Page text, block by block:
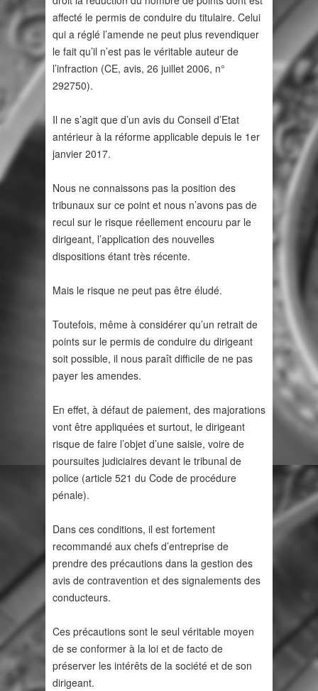
affecté le permis de conduire du titulaire. Celui
qui a réglé l’amende ne peut plus revendiquer
le fait qu’il n’est pas le véritable auteur de
l’infraction (CE, avis, 26 juillet 2006, n°
292750).
Il ne s’agit que d’un avis du Conseil d’Etat
antérieur à la réforme applicable depuis le 1er
janvier 2017.
Nous ne connaissons pas la position des
tribunaux sur ce point et nous n’avons pas de
recul sur le risque réellement encouru par le
dirigeant, l’application des nouvelles
dispositions étant très récente.
Mais le risque ne peut pas être éludé.
Toutefois, même à considérer qu’un retrait de
points sur le permis de conduire du dirigeant
soit possible, il nous paraît difficile de ne pas
payer les amendes.
En effet, à défaut de paiement, des majorations
vont être appliquées et surtout, le dirigeant
risque de faire l’objet d’une saisie, voire de
poursuites judiciaires devant le tribunal de
police (article 521 du Code de procédure
pénale).
Dans ces conditions, il est fortement
recommandé aux chefs d’entreprise de
prendre des précautions dans la gestion des
avis de contravention et des signalements des
conducteurs.
Ces précautions sont le seul véritable moyen
de se conformer à la loi et de facto de
préserver les intérêts de la société et de son
dirigeant.